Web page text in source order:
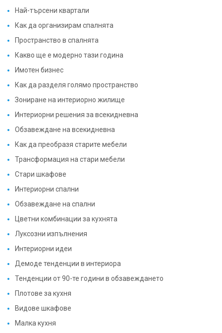
Най-търсени квартали
Как да организирам спалнята
Пространство в спалнята
Какво ще е модерно тази година
Имотен бизнес
Как да разделя голямо пространство
Зониране на интериорно жилище
Интериорни решения за всекидневна
Обзавеждане на всекидневна
Как да преобразя старите мебели
Трансформация на стари мебели
Стари шкафове
Интериорни спални
Обзавеждане на спални
Цветни комбинации за кухнята
Луксозни изпълнения
Интериорни идеи
Демоде тенденции в интериора
Тенденции от 90-те години в обзавеждането
Плотове за кухня
Видове шкафове
Малка кухня